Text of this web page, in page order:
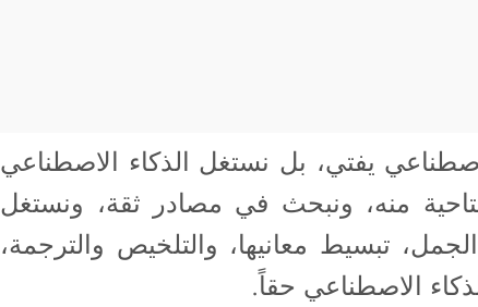
يفتي، بل نستغل الذكاء الاصطناعي
منه، ونبحث في مصادر ثقة، ونستغل
تبسيط معانيها، والتلخيص والترجمة،
الاصطناعي حقاً.